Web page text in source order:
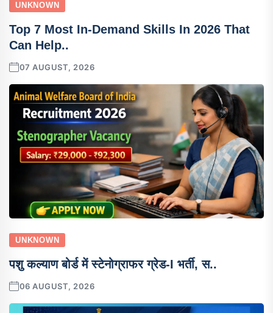
UNKNOWN
Top 7 Most In-Demand Skills In 2026 That
Can Help..
07 AUGUST, 2026
UNKNOWN
पशु कल्याण बोर्ड में स्टेनोग्राफर ग्रेड-I भर्ती, स..
06 AUGUST, 2026